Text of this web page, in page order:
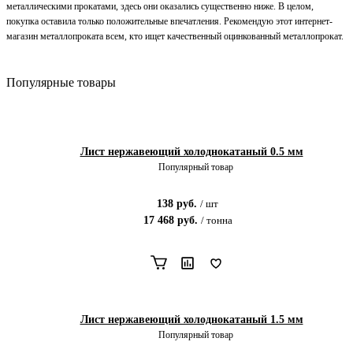
металлическими прокатами, здесь они оказались существенно ниже. В целом,
покупка оставила только положительные впечатления. Рекомендую этот интернет-
магазин металлопроката всем, кто ищет качественный оцинкованный металлопрокат.
Популярные товары
Лист нержавеющий холоднокатаный 0.5 мм
Популярный товар
138 руб. / шт
17 468руб. / тонна
Лист нержавеющий холоднокатаный 1.5 мм
Популярный товар